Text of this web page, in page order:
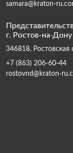
samara@kraton-
г. Ростов-на-Дону
346818,
+7 (863) 206-60-44
rostovnd@kraton-